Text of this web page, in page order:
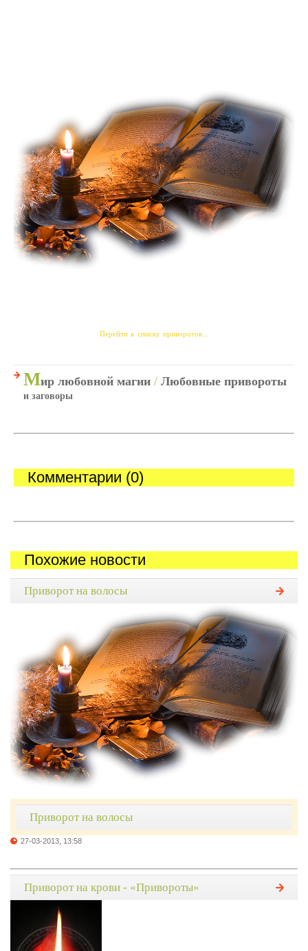
Перейти к списку приворотов...
Мир любовной магии / Любовные привороты
и заговоры
Комментарии (0)
Похожие новости
Приворот на волосы
Приворот на волосы
27-03-2013, 13:58
Приворот на крови - «Привороты»